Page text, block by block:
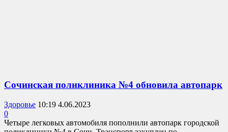
Сочинская поликлиника №4 обновила автопарк
Здоровье 10:19 4.06.2023
0
Четыре легковых автомобиля пополнили автопарк городской